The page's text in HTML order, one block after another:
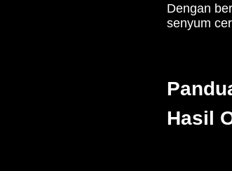
Dengan
senyum
Hasil